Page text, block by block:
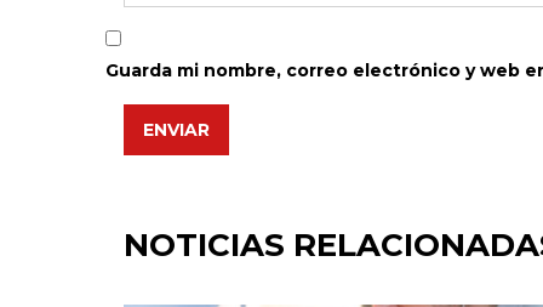
Guarda mi nombre, correo electrónico y web
ENVIAR
NOTICIAS